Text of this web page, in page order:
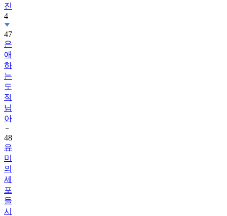
진
4
47
은
애
하
는
도
적
님
아
48
유
미
의
세
포
들
시